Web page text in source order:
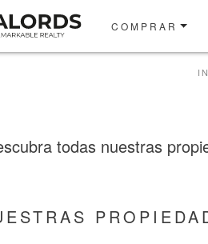
COMPRAR
todas nuestras